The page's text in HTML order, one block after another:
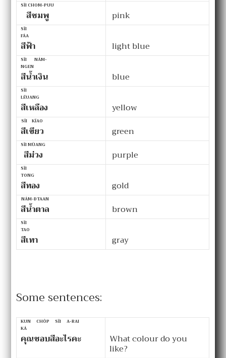
สีชมพู
SĬI CHOM-PUU
pink
สีฟ้า
SĬI
FÁA
light blue
สีน้ำเงิน
SĬI NÁM-
NGEN
blue
สีเหลือง
SĬI
LĔUANG
yellow
สีเขียว
SĬI KĬAO
green
สีม่วง
SĬI MÛANG
purple
สีทอง
SĬI
TONG
gold
สีน้ำตาล
NÁM-DTAAN
brown
สีเทา
SĬI
TAO
gray
Some sentences:
คุณชอบสีอะไรคะ
KUN CHÔP SĬI A-RAI
KÁ
What colour do you
like?